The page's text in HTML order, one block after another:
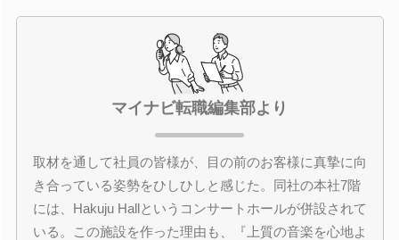
マイナビ転職編集部より
取材を通して社員の皆様が、目の前のお客様に真摯に向
き合っている姿勢をひしひしと感じた。同社の本社7階
には、Hakuju Hallというコンサートホールが併設されて
いる。この施設を作った理由も、『上質の音楽を心地よ